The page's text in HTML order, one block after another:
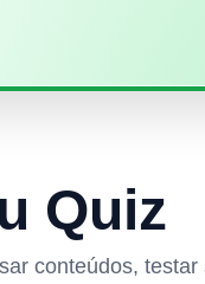
Quiz
conteúdos,